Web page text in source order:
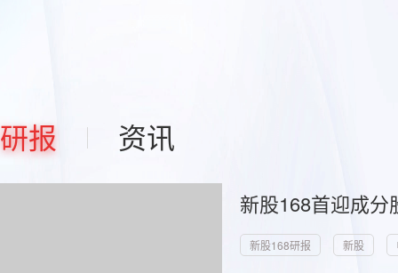
研报 资讯
新股168首迎成
新股168研报 新股